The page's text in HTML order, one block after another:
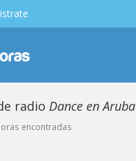
radio Dance en Aruba
encontradas